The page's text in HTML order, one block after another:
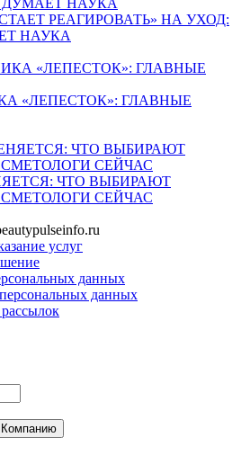
РЕАГИРОВАТЬ» НА УХОД:
НАУКА
«ЛЕПЕСТОК»: ГЛАВНЫЕ
ЧТО ВЫБИРАЮТ
СЕЙЧАС
услуг
данных
данных
Компанию